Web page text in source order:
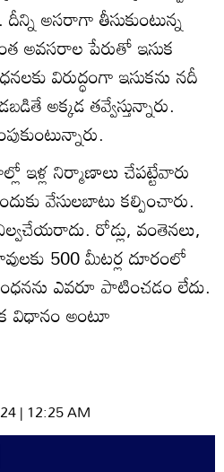
అసరాగా తీసుకుంటున్న
అవసరాల పేరుతో ఇసుక
విరుద్ధంగా ఇసుకను నదీ
అక్కడ తవ్వేస్తున్నారు.
ఇళ్ల నిర్మాణాలు చేపట్టేవారు
వేసులబాటు కల్పించారు.
రోడ్లు, వంతెనలు,
500 మీటర్ల దూరంలో
ఎవరూ పాటించడం లేదు.
విధానం అంటూ
| 12:25 AM